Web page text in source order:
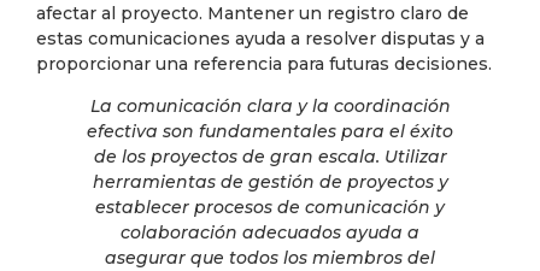
afectar al proyecto. Mantener un registro claro de
estas comunicaciones ayuda a resolver disputas y a
proporcionar una referencia para futuras decisiones.
La comunicación clara y la coordinación
efectiva son fundamentales para el éxito
de los proyectos de gran escala. Utilizar
herramientas de gestión de proyectos y
establecer procesos de comunicación y
colaboración adecuados ayuda a
asegurar que todos los miembros del